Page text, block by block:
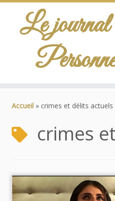
Le journal
Accueil » crimes et délits actuels
crimes